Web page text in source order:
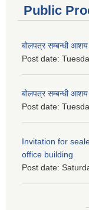
Public
बोलपत्र सम्बन्धी
Post date:
बोलपत्र सम्बन्धी आशय
Post date:
Invitation for
office building
Post date: